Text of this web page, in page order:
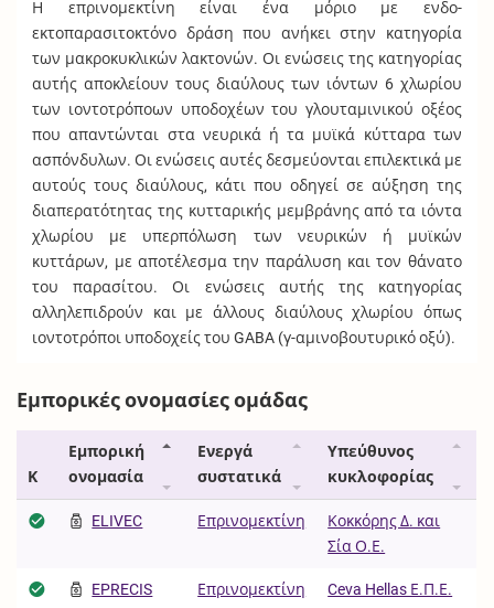
Η επρινομεκτίνη είναι ένα μόριο με ενδο-
εκτοπαρασιτοκτόνο δράση που ανήκει στην κατηγορία
των μακροκυκλικών λακτονών. Οι ενώσεις της κατηγορίας
αυτής αποκλείουν τους διαύλους των ιόντων 6 χλωρίου
των ιοντοτρόποων υποδοχέων του γλουταμινικού οξέος
που απαντώνται στα νευρικά ή τα μυϊκά κύτταρα των
ασπόνδυλων. Οι ενώσεις αυτές δεσμεύονται επιλεκτικά με
αυτούς τους διαύλους, κάτι που οδηγεί σε αύξηση της
διαπερατότητας της κυτταρικής μεμβράνης από τα ιόντα
χλωρίου με υπερπόλωση των νευρικών ή μυϊκών
κυττάρων, με αποτέλεσμα την παράλυση και τον θάνατο
του παρασίτου. Οι ενώσεις αυτής της κατηγορίας
αλληλεπιδρούν και με άλλους διαύλους χλωρίου όπως
ιοντοτρόποι υποδοχείς του GABA (γ-αμινοβουτυρικό οξύ).
Εμπορικές ονομασίες ομάδας
Κ
Εμπορική
ονομασία
Ενεργά
συστατικά
Υπεύθυνος
κυκλοφορίας
ELIVEC Επρινομεκτίνη
Κοκκόρης Δ. και
Σία Ο.Ε.
EPRECIS Επρινομεκτίνη Ceva Hellas Ε.Π.Ε.